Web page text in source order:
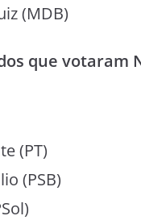
(MDB)
que votaram
(PT)
(PSB)